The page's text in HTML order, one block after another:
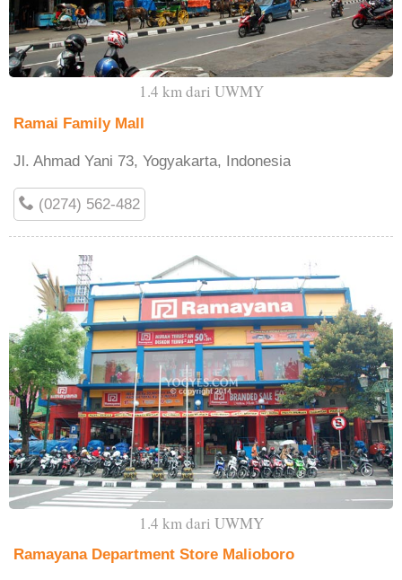
1.4 km dari UWMY
Ramai Family Mall
Jl. Ahmad Yani 73, Yogyakarta, Indonesia
(0274) 562-482
1.4 km dari UWMY
Ramayana Department Store Malioboro